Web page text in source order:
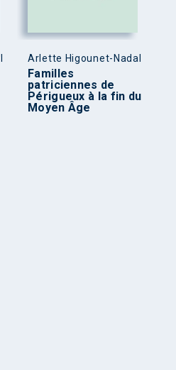
Arlette Higounet-Nadal
Familles
patriciennes de
Périgueux à la fin du
Moyen Âge